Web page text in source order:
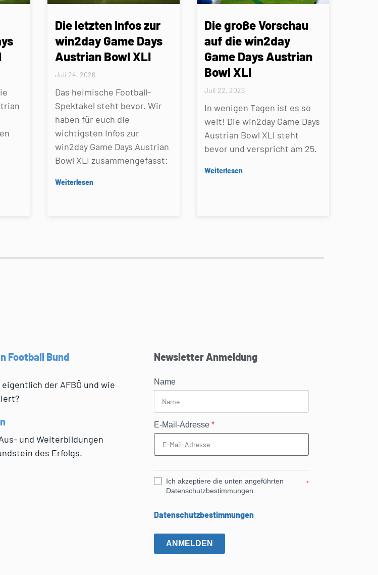
Die letzten Infos zur
win2day Game Days
Austrian Bowl XLI
Juli 24, 2026
Das heimische Football-
Spektakel steht bevor. Wir
haben für euch die
wichtigsten Infos zur
win2day Game Days Austrian
Bowl XLI zusammengefasst:
Weiterlesen
Die große Vorschau
auf die win2day
Game Days Austrian
Bowl XLI
Juli 22, 2026
In wenigen Tagen ist es so
weit! Die win2day Game Days
Austrian Bowl XLI steht
bevor und verspricht am 25.
Weiterlesen
Football Bund
der AFBÖ und wie
und Weiterbildungen
des Erfolgs.
Newsletter Anmeldung
Name
E-Mail-Adresse*
Ich akzeptiere die unten angeführten
Datenschutzbestimmungen.
*
Datenschutzbestimmungen
ANMELDEN